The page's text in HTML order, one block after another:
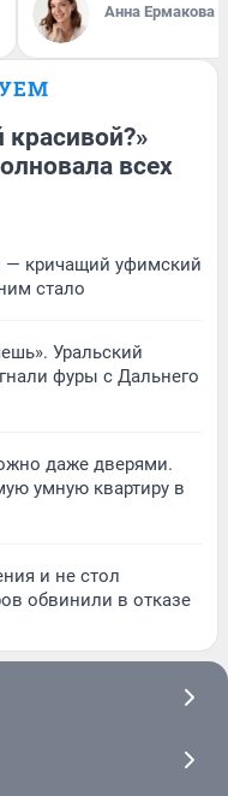
Анна Ермакова
всех
— кричащий уфимский
стало
Уральский
фуры с Дальнего
даже дверями.
умную квартиру в
и не стол
обвинили в отказе